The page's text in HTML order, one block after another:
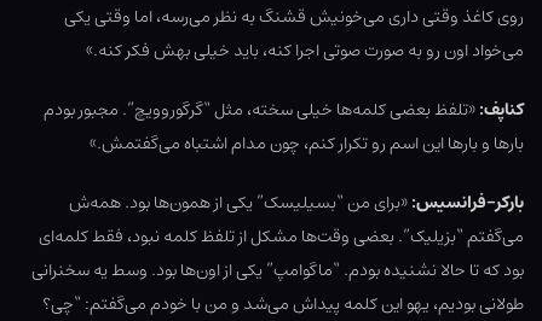
روی کاغذ وقتی داری می‌خونیش قشنگ به نظر می‌رسه، اما وقتی یکی
می‌خواد اون رو به صورت صوتی اجرا کنه، باید خیلی بهش فکر کنه.»
کناپف:«تلفظ بعضی کلمه‌ها خیلی سخته، مثل “گرگوروویچ”. مجبور بودم
بارها و بارها این اسم رو تکرار کنم، چون مدام اشتباه می‌گفتمش.»
بارکر-فرانسیس:«برای من “بسیلیسک” یکی از همون‌ها بود. همه‌ش
می‌گفتم “بزیلیک”. بعضی وقت‌ها مشکل از تلفظ کلمه نبود، فقط کلمه‌ای
بود که تا حالا نشنیده بودم. “ماگوامپ” یکی از اون‌ها بود. وسط یه سخنرانی
طولانی بودیم، یهو این کلمه پیداش می‌شد و من با خودم می‌گفتم: “چی؟